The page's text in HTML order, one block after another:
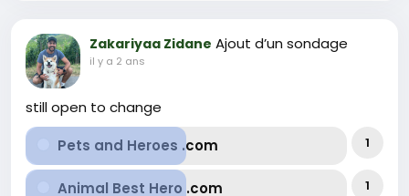
Zakariyaa Zidane Ajout d’un sondage
il y a 2 ans
still open to change
Pets and Heroes .com
1
Animal Best Hero .com 1